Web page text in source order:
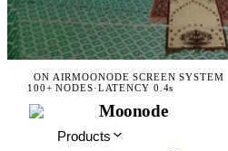
ON AIRMOONODE SCREEN SYSTEM
100+ NODES·LATENCY 0.4s
Moonode
Products